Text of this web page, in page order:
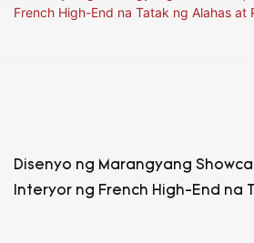
Disenyo ng Marangyang
Interyor ng French High-End na